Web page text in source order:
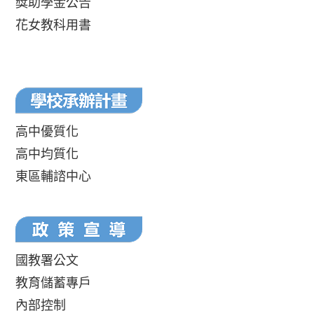
花女教科用書
高中優質化
高中均質化
東區輔諮中心
國教署公文
教育儲蓄專戶
內部控制